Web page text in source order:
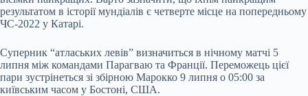
результатом в історії мундіалів є четверте місце на попередньому
ЧС-2022 у Катарі.
Суперник “атлаських левів” визначиться в нічному матчі 5
липня між командами Парагваю та Франції. Переможець цієї
пари зустрінеться зі збірною Марокко 9 липня о 05:00 за
київським часом у Бостоні, США.